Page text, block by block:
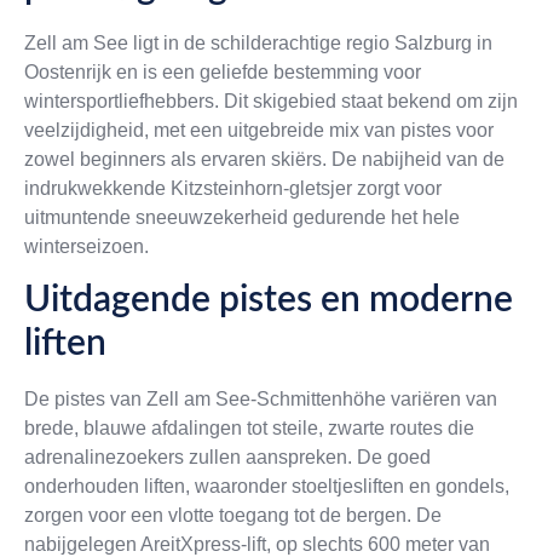
Zell am See ligt in de schilderachtige regio Salzburg in
Oostenrijk en is een geliefde bestemming voor
wintersportliefhebbers. Dit skigebied staat bekend om zijn
veelzijdigheid, met een uitgebreide mix van pistes voor
zowel beginners als ervaren skiërs. De nabijheid van de
indrukwekkende Kitzsteinhorn-gletsjer zorgt voor
uitmuntende sneeuwzekerheid gedurende het hele
winterseizoen.
Uitdagende pistes en moderne
liften
De pistes van Zell am See-Schmittenhöhe variëren van
brede, blauwe afdalingen tot steile, zwarte routes die
adrenalinezoekers zullen aanspreken. De goed
onderhouden liften, waaronder stoeltjesliften en gondels,
zorgen voor een vlotte toegang tot de bergen. De
nabijgelegen AreitXpress-lift, op slechts 600 meter van